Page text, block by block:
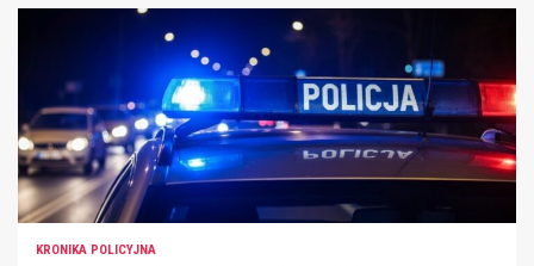
KRONIKA POLICYJNA